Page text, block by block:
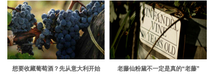
想要收藏葡萄酒？先从意大利开始
老藤仙粉黛不一定是真的“老藤”